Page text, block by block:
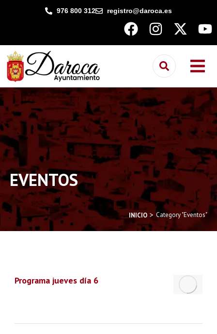
976 800 312 registro@daroca.es
EVENTOS
You are here: INICIO Category "Eventos"
Programa jueves día 6